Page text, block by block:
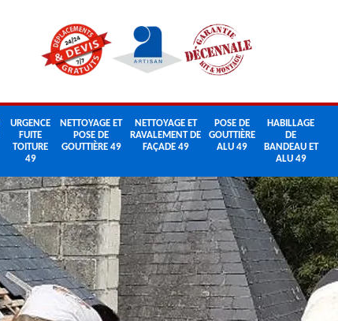
URGENCE
FUITE
TOITURE
49
NETTOYAGE ET
POSE DE
GOUTTIÈRE 49
NETTOYAGE ET
RAVALEMENT DE
FAÇADE 49
POSE DE
GOUTTIÈRE
ALU 49
HABILLAGE
DE
BANDEAU ET
ALU 49